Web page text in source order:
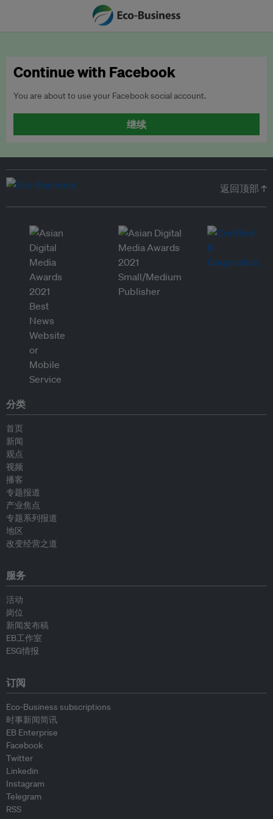
Continue with Facebook
You are about to use your Facebook social account.
继续
返回顶部 ↑
分类
首页
新闻
观点
视频
播客
专题报道
产业焦点
专题系列报道
地区
改变经营之道
服务
活动
岗位
新闻发布稿
EB工作室
ESG情报
订阅
Eco-Business subscriptions
时事新闻简讯
EB Enterprise
Facebook
Twitter
Linkedin
Instagram
Telegram
RSS